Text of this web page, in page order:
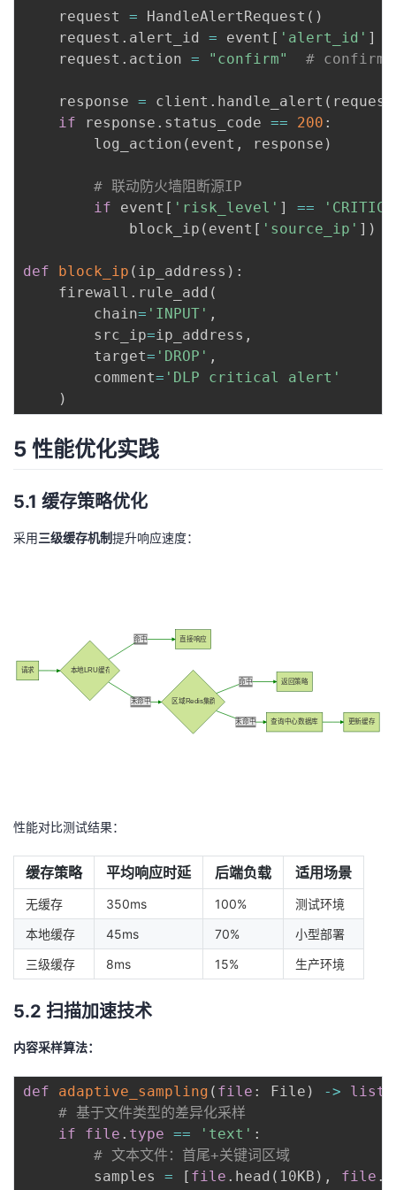
    request
= HandleAlertRequest ( )
    request
. alert_id = event [ 'alert_id' ]
    request
. action = "confirm" #
    response
= client . handle_alert ( request
if response . status_code == 200 :
        log_action
( event , response )
# 联动防火墙阻断源IP
if event [ 'risk_level' ] ==
            block_ip
( event [ 'source_ip' ] )
def block_ip ( ip_address ) :
    firewall
. rule_add (
        chain
= 'INPUT' ,
        src_ip
=ip_address ,
        target
= 'DROP' ,
        comment
= 'DLP critical alert'
)
5 性能优化实践
5.1 缓存策略优化
采用三级缓存机制提升响应速度：
命中
未命中
命中
未命中
请求 本地LRU缓存
直接响应
区域Redis集群
返回策略
查询中心数据库 更新缓存
性能对比测试结果：
缓存策略 平均响应时延 后端负载 适用场景
无缓存 350ms 100%
测试环境
本地缓存
45ms 70%
小型部署
三级缓存
8ms 15% 生产环境
5.2 扫描加速技术
内容采样算法：
def adaptive_sampling ( file : File ) -> list
# 基于文件类型的差异化采样
if
file . type == 'text' :
# 文本文件：首尾+关键词区域
        samples
= [ file . head ( 10KB ) , file .